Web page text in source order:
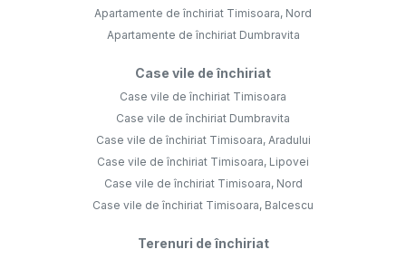
Apartamente de închiriat Timisoara, Nord
Apartamente de închiriat Dumbravita
Case vile de închiriat
Case vile de închiriat Timisoara
Case vile de închiriat Dumbravita
Case vile de închiriat Timisoara, Aradului
Case vile de închiriat Timisoara, Lipovei
Case vile de închiriat Timisoara, Nord
Case vile de închiriat Timisoara, Balcescu
Terenuri de închiriat